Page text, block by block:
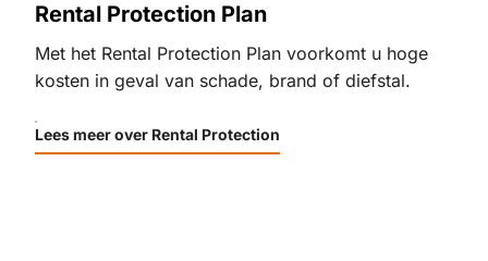
Rental Protection Plan
Met het Rental Protection Plan voorkomt u hoge
kosten in geval van schade, brand of diefstal.
Lees meer over Rental Protection